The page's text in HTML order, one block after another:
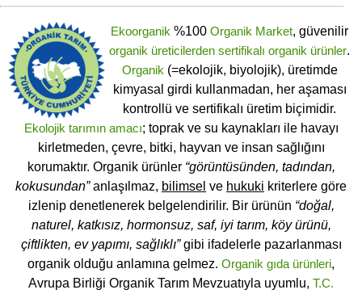
Ekoorganik %100 Organik Market, güvenilir
organik üreticilerden sertifikalı organik ürünler.
Organik (=ekolojik, biyolojik), üretimde
kimyasal girdi kullanmadan, her aşaması
kontrollü ve sertifikalı üretim biçimidir.
Ekolojik tarımın amacı; toprak ve su kaynakları ile havayı
kirletmeden, çevre, bitki, hayvan ve insan sağlığını
korumaktır. Organik ürünler “görüntüsünden, tadından,
kokusundan”anlaşılmaz, bilimsel ve hukuki kriterlere göre
izlenip denetlenerek belgelendirilir. Bir ürünün “doğal,
naturel, katkısız, hormonsuz, saf, iyi tarım, köy ürünü,
çiftlikten, ev yapımı, sağlıklı”gibi ifadelerle pazarlanması
organik olduğu anlamına gelmez. Organik gıda ürünleri,
Avrupa Birliği Organik Tarım Mevzuatıyla uyumlu, T.C.